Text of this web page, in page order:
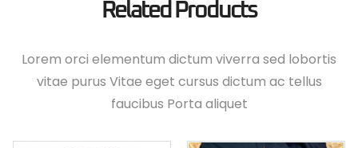
Related Products
Lorem orci elementum dictum viverra sed lobortis
vitae purus Vitae eget cursus dictum ac tellus
faucibus Porta aliquet